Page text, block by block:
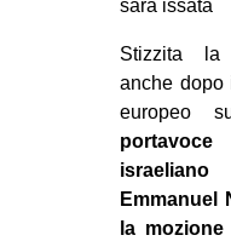
sarà issata
Stizzita la
anche dopo
europeo
Emmanuel
la